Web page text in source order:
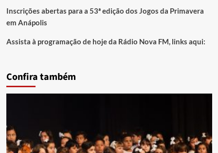
Inscrições abertas para a 53ª edição dos Jogos da Primavera
em Anápolis
Assista à programação de hoje da Rádio Nova FM, links aqui:
Confira também